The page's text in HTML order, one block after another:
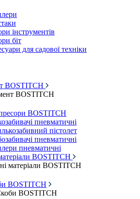
інструментів
біт
для садової техніки
BOSTITCH
BOSTITCH
BOSTITCH
пневматичні
пістолет
пневматичні
пневматичні
BOSTITCH
матеріали BOSTITCH
BOSTITCH
BOSTITCH